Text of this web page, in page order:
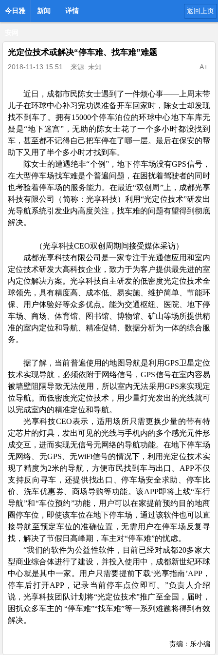
今日雅 新闻 详情 返回上页
光定位技术或解决“停车难、找车难”难题
2018-11-13 15:51 来源: 未知 A+
近日，成都市民陈女士遇到了一件烦心事——上周末带
儿子在环球中心补习完功课准备开车回家时，陈女士却发现
找不到车了。拥有15000个停车泊位的环球中心地下车库无
疑是“地下迷宫”，无助的陈女士花了一个多小时都没找到
车，甚至都不记得自己把车停在了哪一层。最后在保安的帮
助下又用了半个多小时才找到车。
陈女士的遭遇绝非“个例”，地下停车场没有GPS信号，
在大型停车场找车难是个普遍问题，在困扰着驾驶者的同时
也考验着停车场的服务能力。在最近“双创周”上，成都光享
科技有限公司（简称：光享科技）利用“光定位技术”研发出
光导航系统引发业内高度关注，找车难的问题有望得到彻底
解决。
（光享科技CEO双创周期间接受媒体采访）
成都光享科技有限公司是一家专注于光通信应用和室内
定位技术研发大高科技企业，致力于为客户提供最先进的室
内定位解决方案。光享科技自主研发的低密度光定位技术全
球领先，具有精度高、成本低、易实施、维护简单、节能环
保、用户体验好等众多优点。能为交通枢纽、医院、地下停
车场、商场、体育馆、图书馆、博物馆、矿山等场所提供精
准的室内定位和导航、精准促销、数据分析为一体的综合服
务。
据了解，当前普遍使用的地图导航是利用GPS卫星定位
技术实现导航，必须依附于网络信号，GPS信号在室内容易
被墙壁阻隔导致无法使用，所以室内无法采用GPS来实现定
位导航。而低密度光定位技术，用少量灯光发出的光线就可
以完成室内的精准定位和导航。
光享科技CEO表示，适用场所只需更换少量的带有特
定芯片的灯具，发出可见的光线与手机内的多个感光元件形
成交互，进而实现无信号无网络的导航功能。在地下停车场
无网络、无GPS、无WiFi信号的情况下，利用光定位技术实
现了精度为2米的导航，方便市民找到车与出口。APP不仅
支持反向寻车，还提供找出口、停车场安全求助、停车比
价、洗车优惠券、商场导购等功能。该APP即将上线“车行
导航”和“车位预约”功能，用户可以在家提前预约目的地商
圈停车位，即使该车位在地下停车场，通过该软件也可以直
接导航至预定车位的准确位置，无需用户在停车场反复寻
找，解决了节假日高峰期，车主对“停车难”的忧虑。
“我们的软件为公益性软件，目前已经对成都20多家大
型商业综合体进行了建设，并投入使用中，成都新世纪环球
中心就是其中一家。用户只需要提前下载‘光享指南’APP，
停车后打开APP，记录当前停车点位即可。”负责人介绍
说，光享科技团队计划将“光定位技术”推广至全国，届时，
困扰众多车主的 “停车难”“找车难”等一系列难题将得到有效
解决。
责编：乐小编